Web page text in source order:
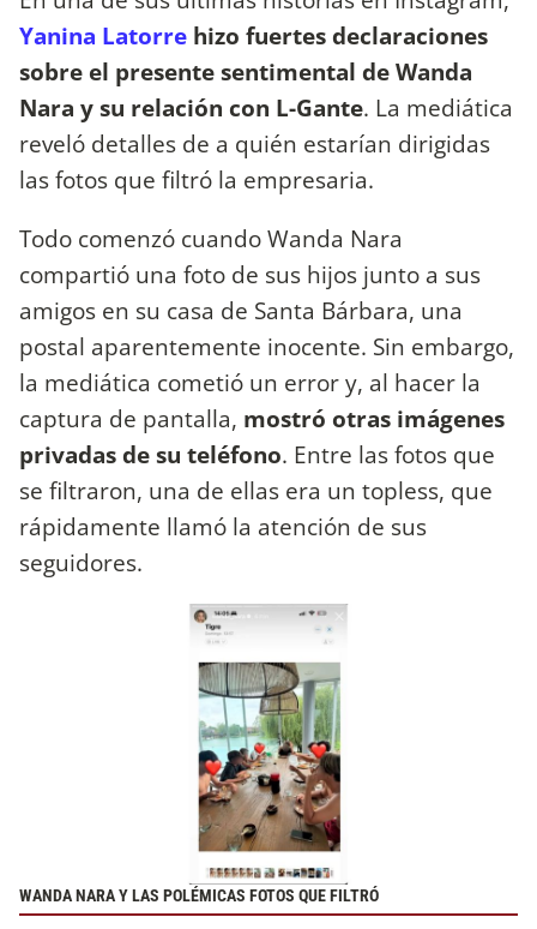
Yanina Latorre hizo fuertes declaraciones
sobre el presente sentimental de Wanda
Nara y su relación con L-Gante. La mediática
reveló detalles de a quién estarían dirigidas
las fotos que filtró la empresaria.
Todo comenzó cuando Wanda Nara
compartió una foto de sus hijos junto a sus
amigos en su casa de Santa Bárbara, una
postal aparentemente inocente. Sin embargo,
la mediática cometió un error y, al hacer la
captura de pantalla, mostró otras imágenes
privadas de su teléfono. Entre las fotos que
se filtraron, una de ellas era un topless, que
rápidamente llamó la atención de sus
seguidores.
WANDA NARA Y LAS POLÉMICAS FOTOS QUE FILTRÓ